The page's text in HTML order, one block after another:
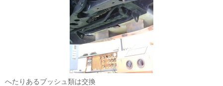
へたりあるブッシュ類は交換